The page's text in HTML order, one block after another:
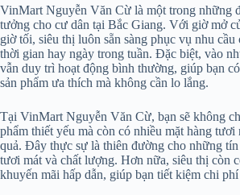
VinMart Nguyễn Văn Cừ là một trong những
tưởng cho cư dân tại Bắc Giang. Với giờ mở
giờ tối, siêu thị luôn sẵn sàng phục vụ nhu cầu
thời gian hay ngày trong tuần. Đặc biệt, vào
vẫn duy trì hoạt động bình thường, giúp bạn
sản phẩm ưa thích mà không cần lo lắng.
Tại VinMart Nguyễn Văn Cừ, bạn sẽ không
phẩm thiết yếu mà còn có nhiều mặt hàng tươi
quả. Đây thực sự là thiên đường cho những
tươi mát và chất lượng. Hơn nữa, siêu thị còn
khuyến mãi hấp dẫn, giúp bạn tiết kiệm chi